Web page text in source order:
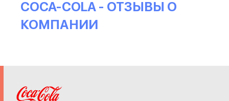
COCA-COLA - ОТЗЫВЫ О
КОМПАНИИ